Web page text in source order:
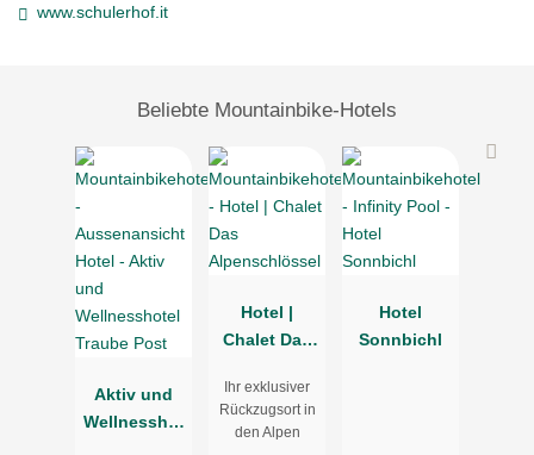
www.schulerhof.it
Beliebte Mountainbike-Hotels
Aktiv und
Wellnesshot
Hotel |
Chalet Das
sel
Ihr exklusiver
Rückzugsort in
den Alpen
Hotel
Sonnbichl